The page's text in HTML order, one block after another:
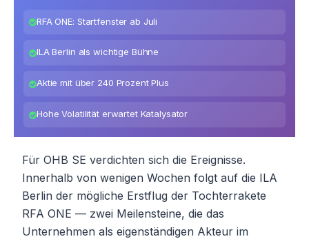
RFA ONE: Startfenster ab Juli
ILA Berlin als wichtige Bühne
Aktie mit über 240 Prozent Plus
Hohe Volatilität erwartet Katalysator
Für OHB SE verdichten sich die Ereignisse.
Innerhalb von wenigen Wochen folgt auf die ILA
Berlin der mögliche Erstflug der Tochterrakete
RFA ONE — zwei Meilensteine, die das
Unternehmen als eigenständigen Akteur im